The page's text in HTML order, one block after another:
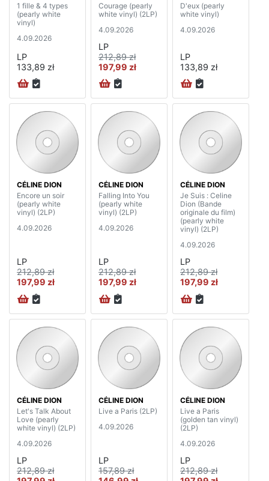
1 fille & 4 types
(pearly white
vinyl)
4.09.2026
LP
133,89 zł
Courage (pearly
white vinyl) (2LP)
4.09.2026
LP
212,89 zł
197,99 zł
D'eux (pearly
white vinyl)
4.09.2026
LP
133,89 zł
CÉLINE DION
Encore un soir
(pearly white
vinyl) (2LP)
4.09.2026
LP
212,89 zł
197,99 zł
CÉLINE DION
Falling Into You
(pearly white
vinyl) (2LP)
4.09.2026
LP
212,89 zł
197,99 zł
CÉLINE DION
Je Suis : Celine
Dion (Bande
originale du film)
(pearly white
vinyl) (2LP)
4.09.2026
LP
212,89 zł
197,99 zł
CÉLINE DION
Let's Talk About
Love (pearly
white vinyl) (2LP)
4.09.2026
LP
212,89 zł
CÉLINE DION
Live a Paris (2LP)
4.09.2026
LP
157,89 zł
CÉLINE DION
Live a Paris
(golden tan vinyl)
(2LP)
4.09.2026
LP
212,89 zł